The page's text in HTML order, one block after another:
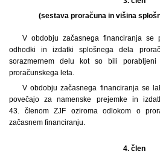
(sestava proračuna in višina
V obdobju začasnega financiranja se
odhodki in izdatki splošnega dela
sorazmernem delu kot so bili
proračunskega leta.
V obdobju začasnega financiranja se
povečajo za namenske prejemke in
43. členom ZJF oziroma odlokom o
začasnem financiranju.
4. člen